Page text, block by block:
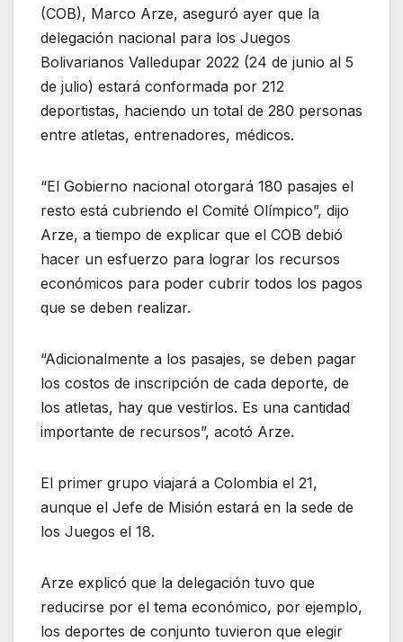
(COB), Marco Arze, aseguró ayer que la
delegación nacional para los Juegos
Bolivarianos Valledupar 2022 (24 de junio al 5
de julio) estará conformada por 212
deportistas, haciendo un total de 280 personas
entre atletas, entrenadores, médicos.
“El Gobierno nacional otorgará 180 pasajes el
resto está cubriendo el Comité Olímpico”, dijo
Arze, a tiempo de explicar que el COB debió
hacer un esfuerzo para lograr los recursos
económicos para poder cubrir todos los pagos
que se deben realizar.
“Adicionalmente a los pasajes, se deben pagar
los costos de inscripción de cada deporte, de
los atletas, hay que vestirlos. Es una cantidad
importante de recursos”, acotó Arze.
El primer grupo viajará a Colombia el 21,
aunque el Jefe de Misión estará en la sede de
los Juegos el 18.
Arze explicó que la delegación tuvo que
reducirse por el tema económico, por ejemplo,
los deportes de conjunto tuvieron que elegir